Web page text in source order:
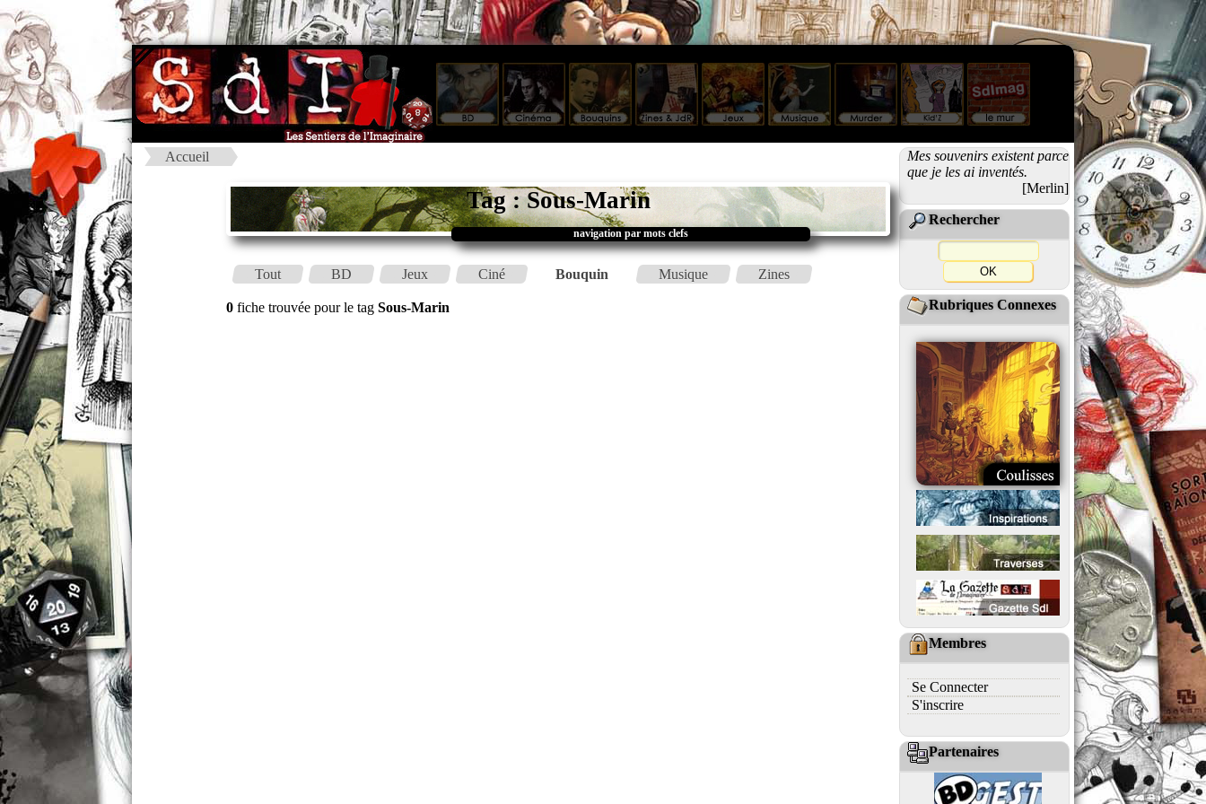
Accueil
Tag : Sous-Marin
navigation par mots clefs
Tout BD Jeux Ciné Bouquin Musique Zines
0 fiche trouvée pour le tag Sous-Marin
Mes souvenirs existent parce
que je les ai inventés.
[Merlin]
Rechercher
Rubriques Connexes
Membres
Se Connecter
S'inscrire
Partenaires